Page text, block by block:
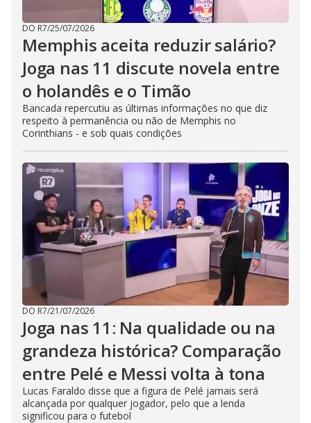
DO R7/25/07/2026
Memphis aceita reduzir salário?
Joga nas 11 discute novela entre
o holandês e o Timão
Bancada repercutiu as últimas informações no que diz
respeito à permanência ou não de Memphis no
Corinthians - e sob quais condições
DO R7/21/07/2026
Joga nas 11: Na qualidade ou na
grandeza histórica? Comparação
entre Pelé e Messi volta à tona
Lucas Faraldo disse que a figura de Pelé jamais será
alcançada por qualquer jogador, pelo que a lenda
significou para o futebol